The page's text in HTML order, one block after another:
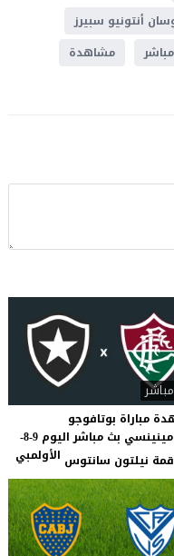
أنتونيو سبيرز
مباشر مشاهدة
مباشر
مباراة بوتافوجو
وفلومينينسي بث مباشر اليوم 9-8-
الأولمبي